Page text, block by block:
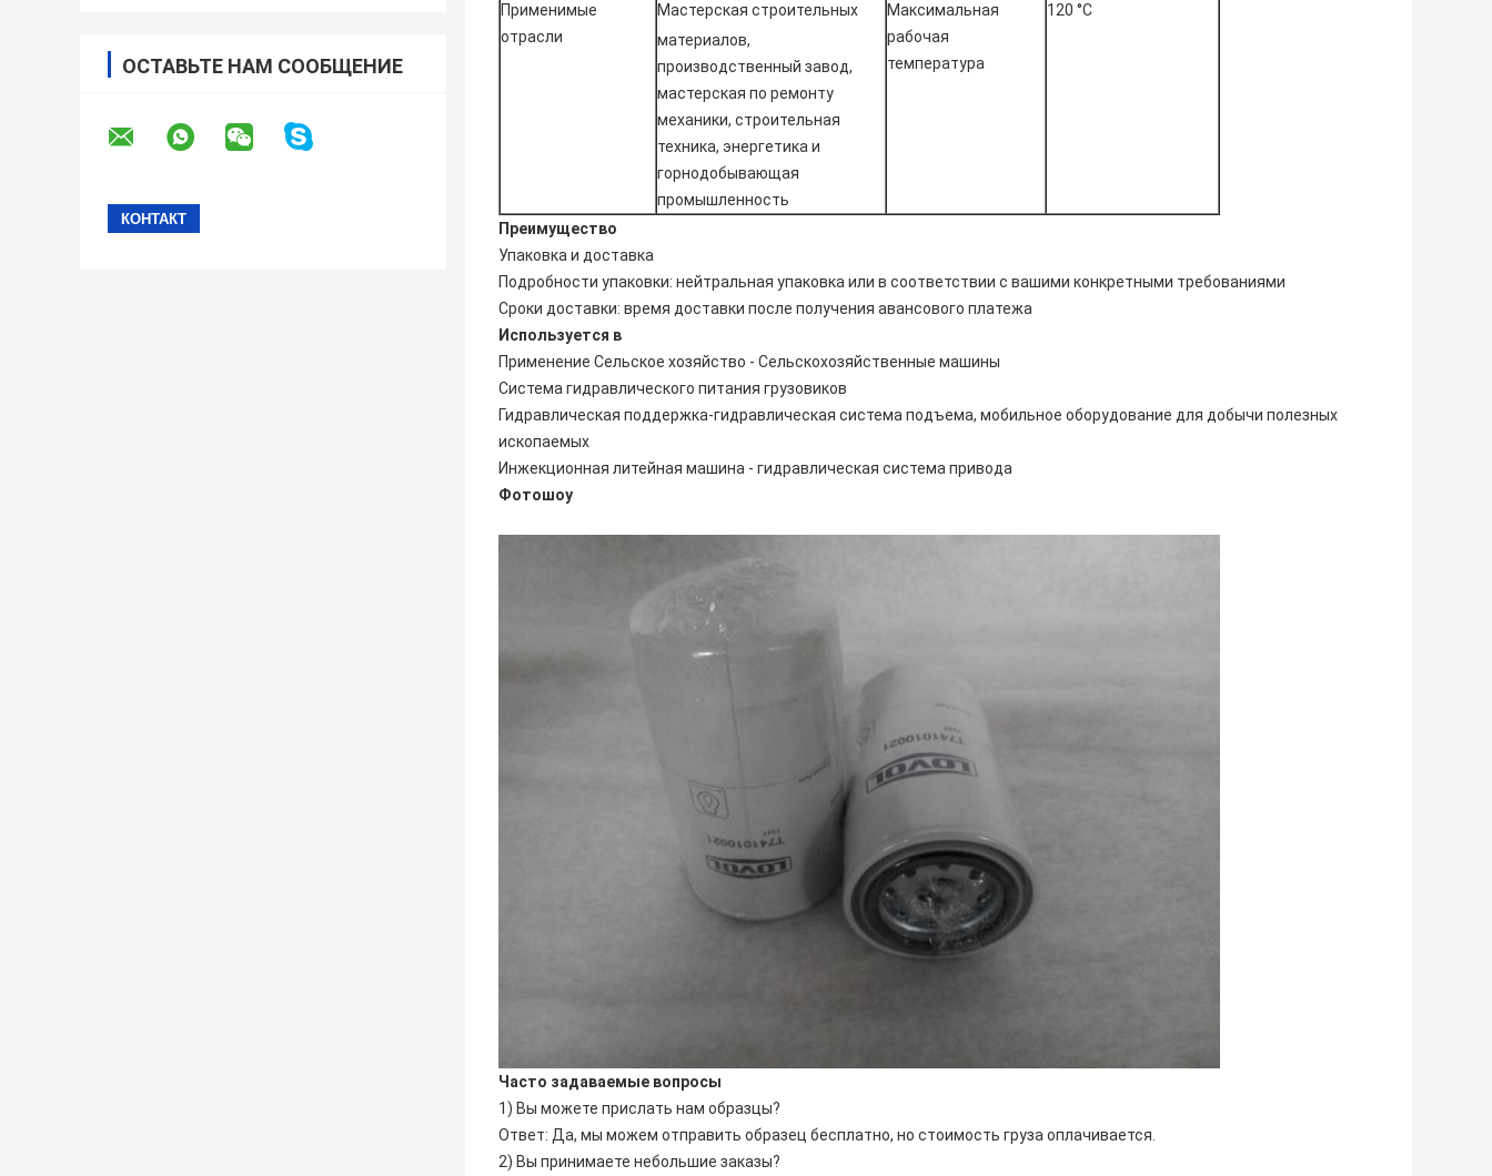
ОСТАВЬТЕ НАМ СООБЩЕНИЕ
Применимые
отрасли
Мастерская строительных
материалов,
производственный завод,
мастерская по ремонту
механики, строительная
техника, энергетика и
горнодобывающая
промышленность
Максимальная
рабочая
температура
120 °C
Преимущество
Упаковка и доставка
Подробности упаковки: нейтральная упаковка или в соответствии с вашими конкретными требованиями
Сроки доставки: время доставки после получения авансового платежа
Используется в
Применение Сельское хозяйство - Сельскохозяйственные машины
Система гидравлического питания грузовиков
Гидравлическая поддержка-гидравлическая система подъема, мобильное оборудование для добычи полезных
ископаемых
Инжекционная литейная машина - гидравлическая система привода
Фотошоу
Часто задаваемые вопросы
1) Вы можете прислать нам образцы?
Ответ: Да, мы можем отправить образец бесплатно, но стоимость груза оплачивается.
2) Вы принимаете небольшие заказы?